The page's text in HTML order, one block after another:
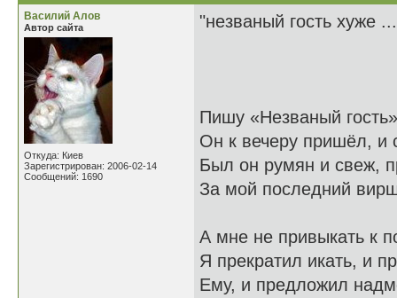
Василий Алов
Автор сайта
Откуда: Киев
Зарегистрирован: 2006-02-14
Сообщений: 1690
"незваный гость
Пишу «Незваный
Он к вечеру пришёл, и
Был он румян и свеж,
За мой последний
А мне не привыкать к
Я прекратил икать, и
Ему, и предложил